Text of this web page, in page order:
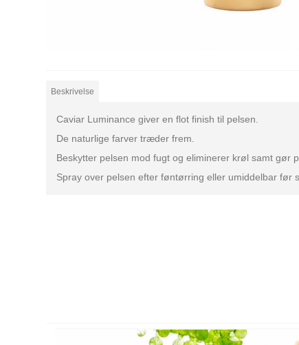
Beskrivelse
Caviar Luminance giver en flot finish til pelsen.
De naturlige farver træder frem.
Beskytter pelsen mod fugt og eliminerer krøl samt gør
Spray over pelsen efter føntørring eller umiddelbar før